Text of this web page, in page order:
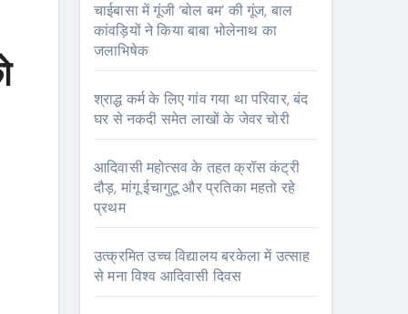
चाईबासा में गूंजी ‘बोल बम’ की गूंज, बाल
कांवड़ियों ने किया बाबा भोलेनाथ का
जलाभिषेक
श्राद्ध कर्म के लिए गांव गया था परिवार, बंद
घर से नकदी समेत लाखों के जेवर चोरी
आदिवासी महोत्सव के तहत क्रॉस कंट्री
दौड़, मांगू ईचागुटू और प्रतिका महतो रहे
प्रथम
उत्क्रमित उच्च विद्यालय बरकेला में उत्साह
से मना विश्व आदिवासी दिवस